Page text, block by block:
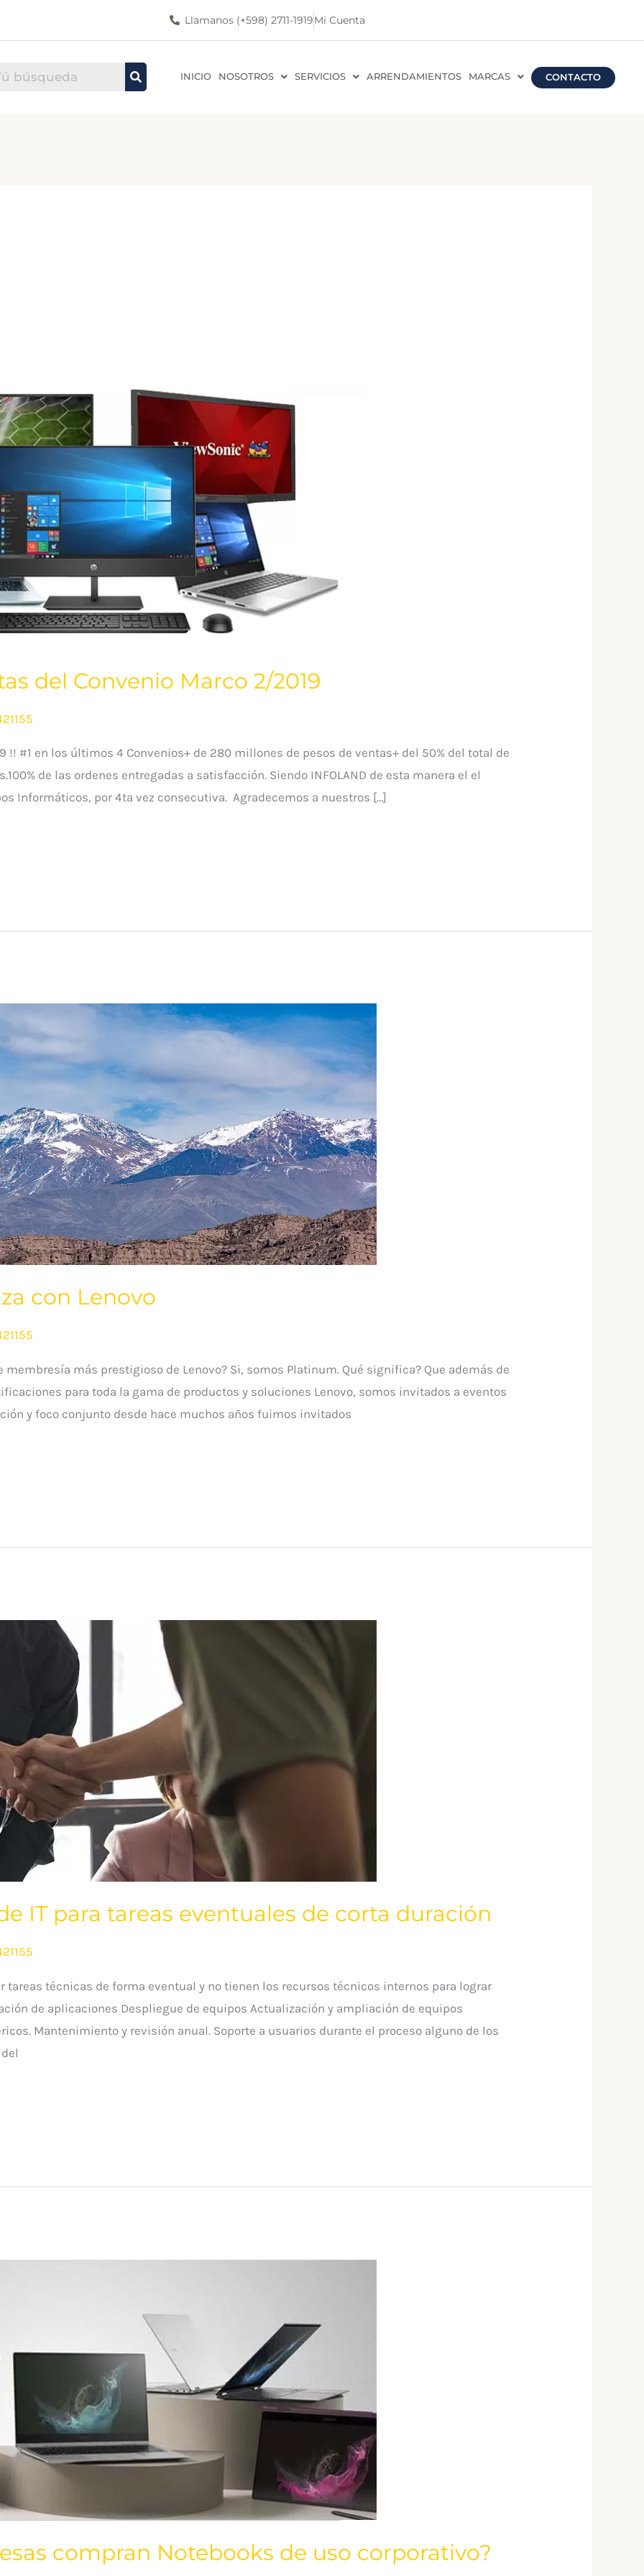
Llamanos (+598) 2711-1919Mi Cuenta
INICIO NOSOTROS SERVICIOS ARRENDAMIENTOS MARCAS CONTACTO
del Convenio Marco 2/2019
!! #1 en los últimos 4 Convenios+ de 280 millones de pesos de ventas+ del 50% del total de
de las ordenes entregadas a satisfacción. Siendo INFOLAND de esta manera el el
Informáticos, por 4ta vez consecutiva. Agradecemos a nuestros […]
con Lenovo
más prestigioso de Lenovo? Si, somos Platinum. Qué significa? Que además de
para toda la gama de productos y soluciones Lenovo, somos invitados a eventos
y foco conjunto desde hace muchos años fuimos invitados
IT para tareas eventuales de corta duración
tareas técnicas de forma eventual y no tienen los recursos técnicos internos para lograr
de aplicaciones Despliegue de equipos Actualización y ampliación de equipos
Mantenimiento y revisión anual. Soporte a usuarios durante el proceso alguno de los
compran Notebooks de uso corporativo?